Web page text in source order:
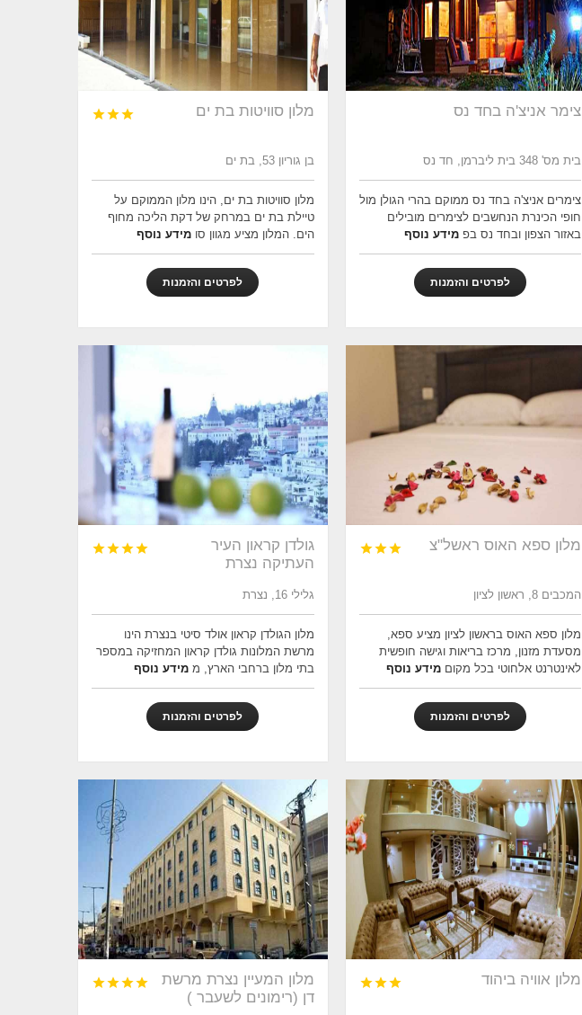
צימר אניצ'ה בחד נס
בית מס' 348 בית ליברמן, חד נס
צימרים אניצ'ה בחד נס ממוקם בהרי הגולן מול
חופי הכינרת הנחשבים לצימרים מובילים
באזור הצפון ובחד נס בפ מידע נוסף
לפרטים והזמנות
מלון סוויטות בת ים 


בן גוריון 53, בת ים
מלון סוויטות בת ים, הינו מלון הממוקם על
טיילת בת ים במרחק של דקת הליכה מחוף
הים. המלון מציע מגוון סומידע נוסף
לפרטים והזמנות
מלון ספא האוס ראשל"צ 


המכבים 8, ראשון לציון
מלון ספא האוס בראשון לציון מציע ספא,
מסעדת מזנון, מרכז בריאות וגישה חופשית
לאינטרנט אלחוטי בכל מקום מידע נוסף
לפרטים והזמנות
גולדן קראון העיר
העתיקה נצרת




גלילי 16, נצרת
מלון הגולדן קראון אולד סיטי בנצרת הינו
מרשת המלונות גולדן קראון המחזיקה במספר
בתי מלון ברחבי הארץ, ממידע נוסף
לפרטים והזמנות
מלון אוויה ביהוד 


מלון המעיין נצרת מרשת
דן (רימונים לשעבר )



